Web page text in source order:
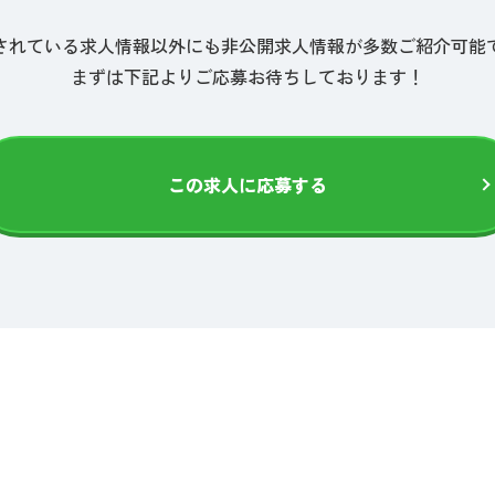
れている求人情報以外にも非公開求人情報が多数ご紹介可能
まずは下記よりご応募お待ちしております！
この求人に応募する